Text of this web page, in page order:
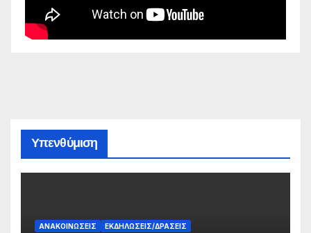
Υπενθύμιση
ΑΝΑΚΟΙΝΏΣΕΙΣ ΕΚΔΗΛΏΣΕΙΣ/ΔΡΆΣΕΙΣ